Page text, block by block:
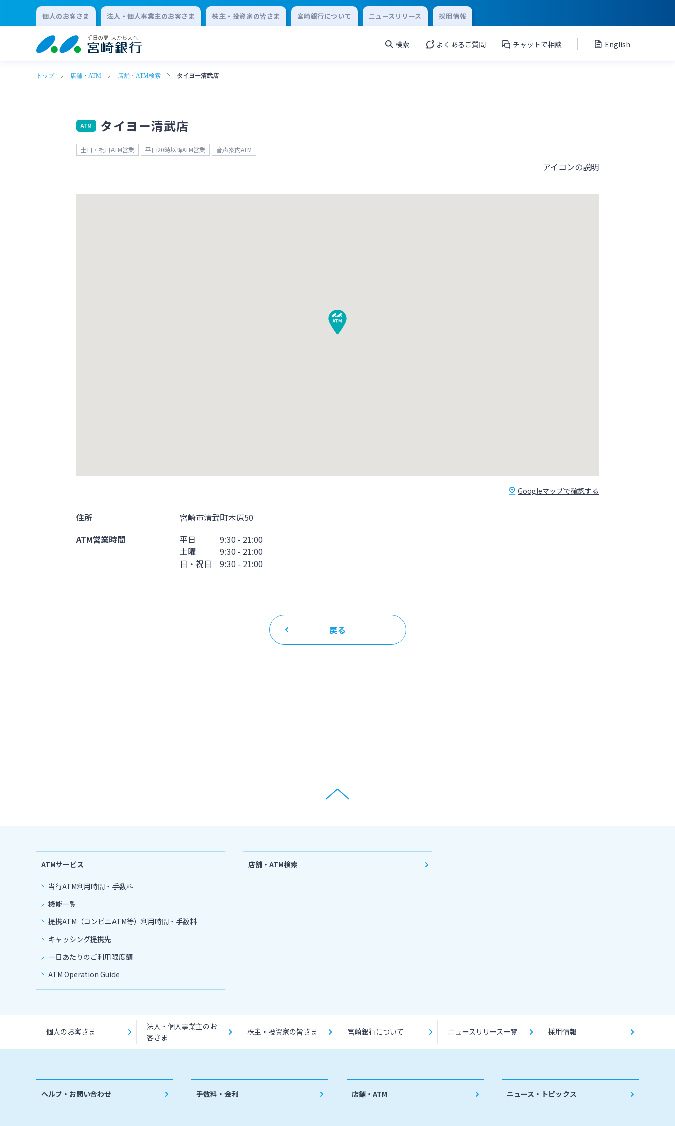
個人のお客さま 法人・個人事業主のお客さま 株主・投資家の皆さま 宮崎銀行について ニュースリリース 採用情報
検索 よくあるご質問 チャットで相談 English
トップ 店舗・ATM 店舗・ATM検索 タイヨー清武店
ATM タイヨー清武店
土日・祝日ATM営業 平日20時以降ATM営業 音声案内ATM
アイコンの説明
Googleマップで確認する
住所
宮崎市清武町木原50
ATM営業時間
平日 9:30 - 21:00
土曜 9:30 - 21:00
日・祝日 9:30 - 21:00
戻る
ATMサービス
当行ATM利用時間・手数料
機能一覧
提携ATM（コンビニATM等）利用時間・手数料
キャッシング提携先
一日あたりのご利用限度額
ATM Operation Guide
店舗・ATM検索
個人のお客さま
法人・個人事業主のお
客さま
株主・投資家の皆さま 宮崎銀行について ニュースリリース一覧 採用情報
ヘルプ・お問い合わせ 手数料・金利 店舗・ATM ニュース・トピックス